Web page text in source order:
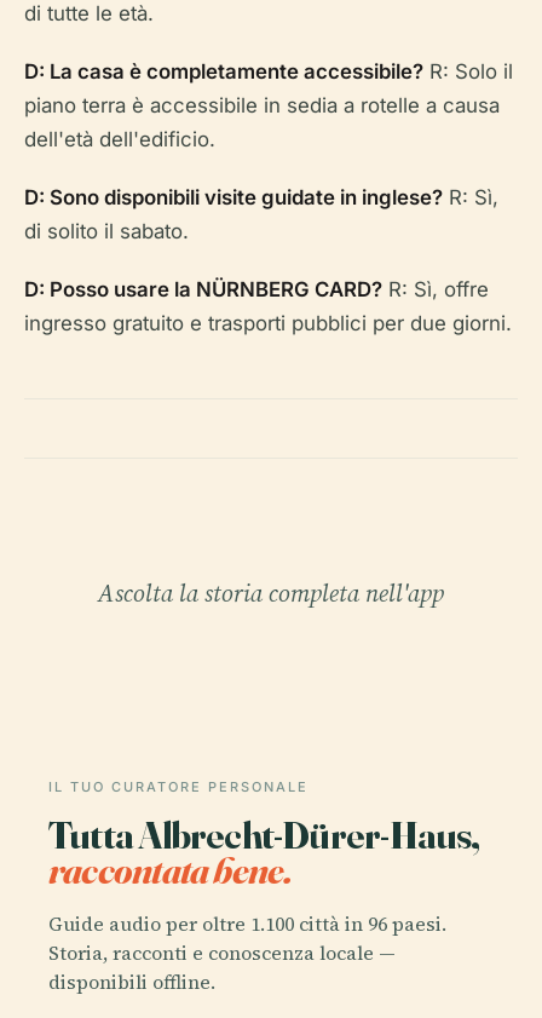
di tutte le età.
D: La casa è completamente accessibile? R: Solo il
piano terra è accessibile in sedia a rotelle a causa
dell'età dell'edificio.
D: Sono disponibili visite guidate in inglese? R: Sì,
di solito il sabato.
D: Posso usare la NÜRNBERG CARD? R: Sì, offre
ingresso gratuito e trasporti pubblici per due giorni.
Ascolta la storia completa nell'app
IL TUO CURATORE PERSONALE
Tutta Albrecht-Dürer-Haus,
raccontata bene.
Guide audio per oltre 1.100 città in 96 paesi.
Storia, racconti e conoscenza locale —
disponibili offline.